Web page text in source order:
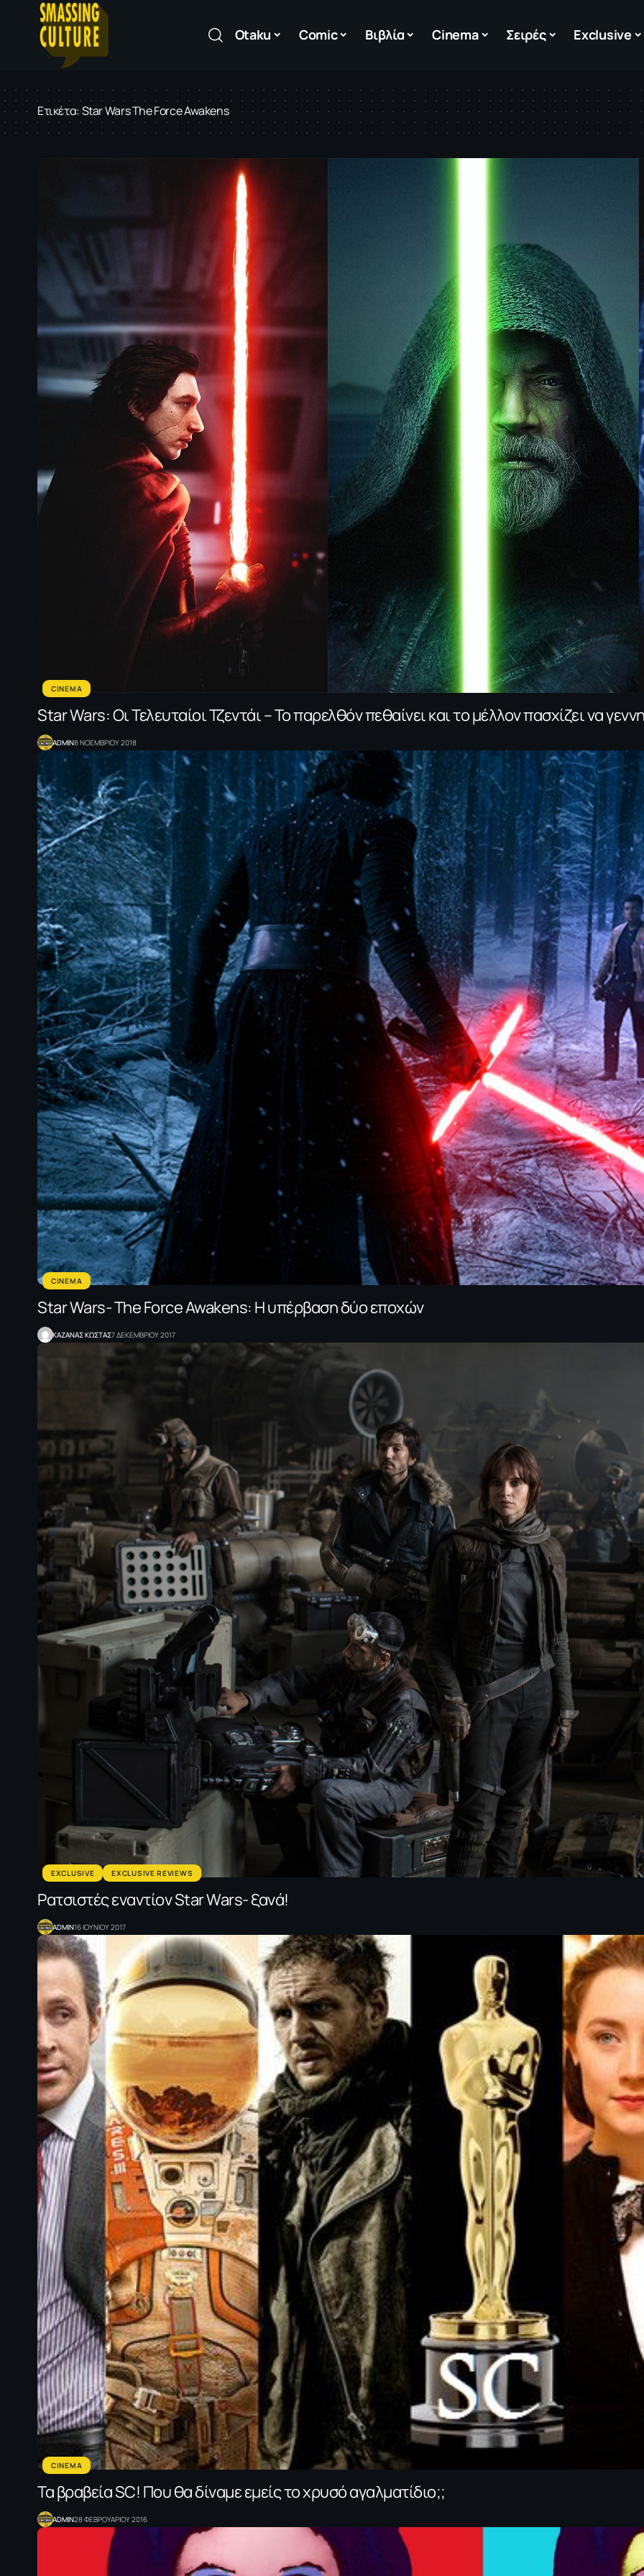
Otaku Comic Βιβλία Cinema Σειρές Exclusive
Ετικέτα:Star Wars The Force Awakens
CINEMA
Star Wars: Οι Τελευταίοι Τζεντάι – Το παρελθόν πεθαίνει και το μέλλον πασχίζει να
ADMIN8 ΝΟΕΜΒΡΙΟΥ 2018
CINEMA
Star Wars- The Force Awakens: Η υπέρβαση δύο εποχών
ΚΑΖΑΝΑΣ KΩΣΤΑΣ7 ΔΕΚΕΜΒΡΙΟΥ 2017
EXCLUSIVE EXCLUSIVE REVIEWS
Ρατσιστές εναντίον Star Wars- ξανά!
ADMIN16 ΙΟΥΝΙΟΥ 2017
CINEMA
Τα βραβεία SC! Που θα δίναμε εμείς το χρυσό αγαλματίδιο;;
ADMIN28 ΦΕΒΡΟΥΑΡΙΟΥ 2016